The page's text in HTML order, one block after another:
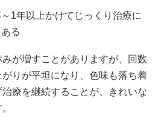
1年以上かけてじっくり治療に
る
が増すことがありますが、回数
りが平坦になり、色味も落ち着
療を継続することが、きれいな